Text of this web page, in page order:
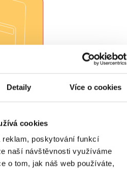
Detaily Více o cookies
cookies
reklam, poskytování funkcí
naší návštěvnosti využíváme
o tom, jak náš web používáte,
kabinové zavazadlo o
postranní kapsy a koleček)
odbavované zavazadlo o